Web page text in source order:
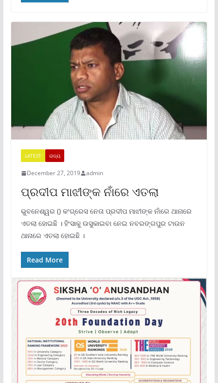
LATEST ରାଜ୍ୟ
December 27, 2019 admin
ପ୍ରଦୀପ ମାଝୀଙ୍କ ନାଁରେ ଏତଲା
ଭୁବନେଶ୍ୱର () କଂଗ୍ରେସ ନେତା ପ୍ରଦୀପ ମାଝୀଙ୍କ ନାଁରେ ଥାନାରେ
ଏତଲା ହୋଇଛି । ହିଂସାକୁ ଉସୁକାଇବା ନେଇ ନବରଙ୍ଗପୁର ଟାଉନ
ଥାନାରେ ଏତଲା ହୋଇଛି ।
Read More